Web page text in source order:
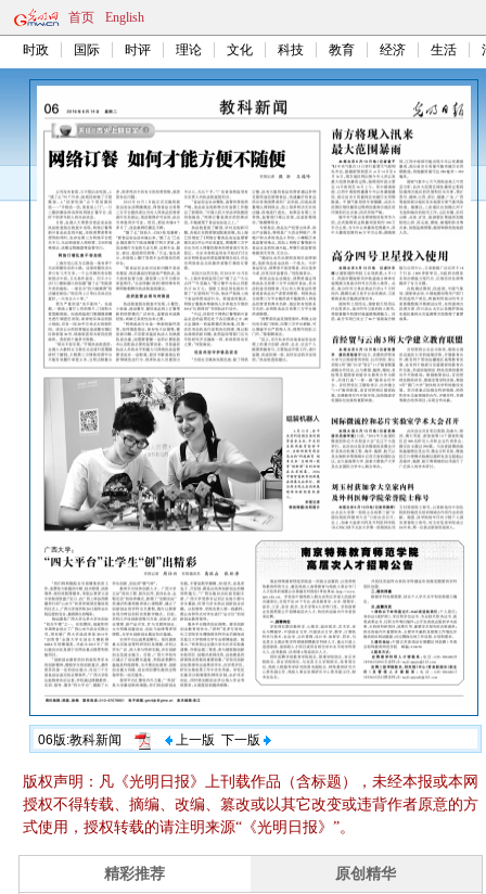
首页 English
时政 国际 时评 理论 文化 科技 教育 经济 生活
06版:教科新闻 上一版 下一版
版权声明：凡《光明日报》上刊载作品（含标题），未经本报或本网
授权不得转载、摘编、改编、篡改或以其它改变或违背作者原意的方
式使用，授权转载的请注明来源“《光明日报》”。